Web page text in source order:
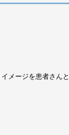
メージを患者さん